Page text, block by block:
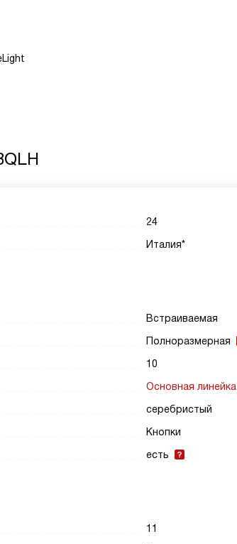
24
Италия*
Встраиваемая
Полноразмерная
10
Основная линейка
серебристый
Кнопки
есть
11